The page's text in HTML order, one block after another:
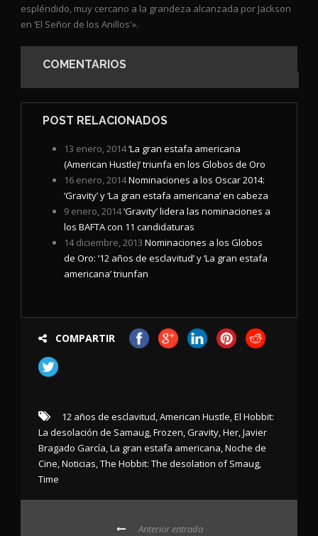
espléndido, muy cercano a la grandeza alcanzada por Jackson
en ‘El Señor de los Anillos'».
COMENTARIOS
POST RELACIONADOS
13 enero, 2014‘La gran estafa americana
(American Hustle)’ triunfa en los Globos de Oro
16 enero, 2014Nominaciones a los Oscar 2014:
‘Gravity’ y ‘La gran estafa americana’ en cabeza
9 enero, 2014‘Gravity’ lidera las nominaciones a
los BAFTA con 11 candidaturas
14 diciembre, 2013 Nominaciones a los Globos
de Oro: ’12 años de esclavitud’ y ‘La gran estafa
americana’ triunfan
COMPARTIR
12 años de esclavitud,American Hustle,El Hobbit:
La desolación de Samaug,Frozen,Gravity,Her,Javier
Bragado García,La gran estafa americana,Noche de
Cine,Noticias,The Hobbit: The desolation of Smaug,
Time
Anterior entrada